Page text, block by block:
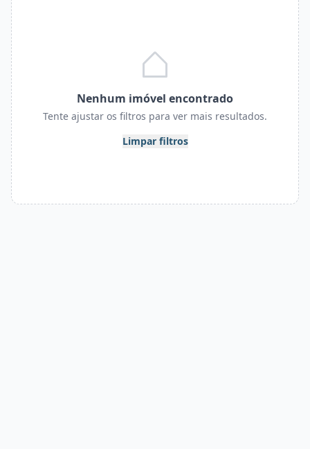
Nenhum imóvel encontrado
Tente ajustar os filtros para ver mais resultados.
Limpar filtros